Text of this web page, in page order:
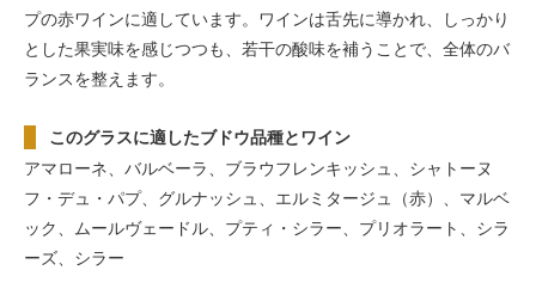
プの赤ワインに適しています。ワインは舌先に導かれ、しっかり
とした果実味を感じつつも、若干の酸味を補うことで、全体のバ
ランスを整えます。
このグラスに適したブドウ品種とワイン
アマローネ、バルベーラ、ブラウフレンキッシュ、シャトーヌ
フ・デュ・パプ、グルナッシュ、エルミタージュ（赤）、マルベ
ック、ムールヴェードル、プティ・シラー、プリオラート、シラ
ーズ、シラー